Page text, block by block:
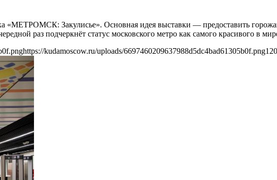
«МЕТРОМСК: Закулисье». Основная идея выставки — предоставить
раз подчеркнёт статус московского метро как самого красивого в
https://kudamoscow.ru/uploads/6697460209637988d5dc4bad61305b0f.png